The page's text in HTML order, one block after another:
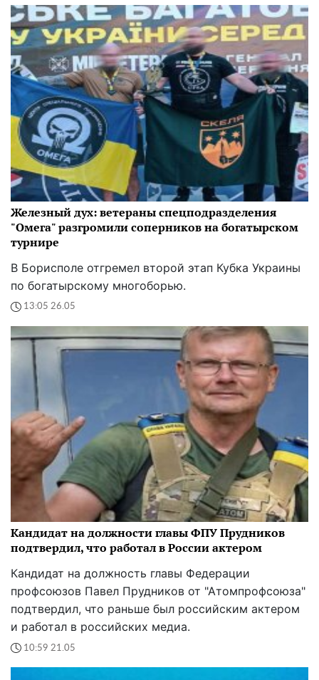
Железный дух: ветераны спецподразделения
"Омега" разгромили соперников на богатырском
турнире
В Борисполе отгремел второй этап Кубка Украины
по богатырскому многоборью.
13:05 26.05
Кандидат на должности главы ФПУ Прудников
подтвердил, что работал в России актером
Кандидат на должность главы Федерации
профсоюзов Павел Прудников от "Атомпрофсоюза"
подтвердил, что раньше был российским актером
и работал в российских медиа.
10:59 21.05